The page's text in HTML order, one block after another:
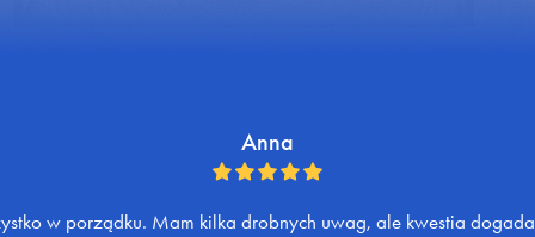
Anna
w porządku. Mam kilka drobnych uwag, ale kwestia